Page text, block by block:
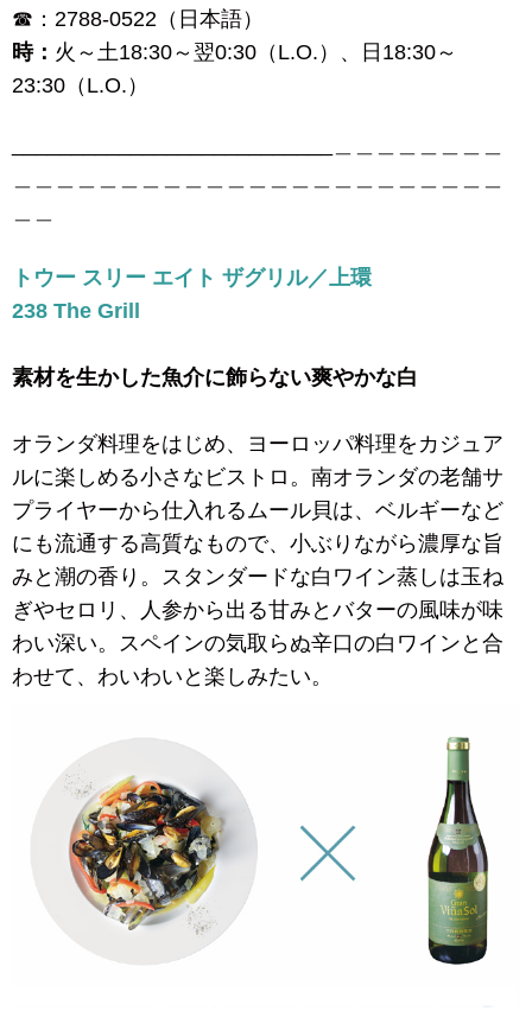
☎：2788-0522（日本語）
時： 火～土18:30～翌0:30（L.O.）、日18:30～
23:30（L.O.）
トウー スリー エイト ザグリル／上環
238 The Grill
素材を生かした魚介に飾らない爽やかな白
オランダ料理をはじめ、ヨーロッパ料理をカジュア
ルに楽しめる小さなビストロ。南オランダの老舗サ
プライヤーから仕入れるムール貝は、ベルギーなど
にも流通する高質なもので、小ぶりながら濃厚な旨
みと潮の香り。スタンダードな白ワイン蒸しは玉ね
ぎやセロリ、人参から出る甘みとバターの風味が味
わい深い。スペインの気取らぬ辛口の白ワインと合
わせて、わいわいと楽しみたい。